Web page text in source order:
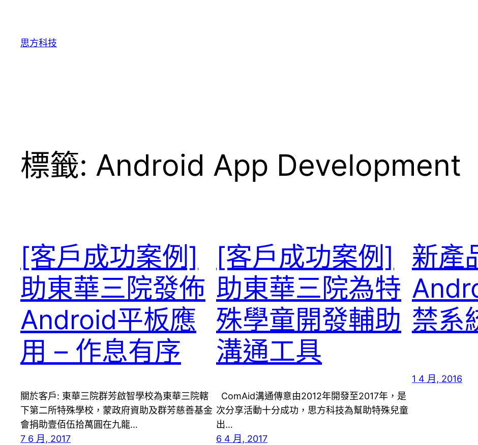
思方科技
標籤: Android App Development
[客戶成功案例]
助東華三院發佈
Android平板應
用 – 作息有序
關於客戶: 東華三院群芳啟智學校為東華三院轄
下第二所特殊學校，蒙政府資助及群芳慈善基金
會捐助壹佰伍拾萬圓在九龍…
7 6 月, 2017
[客戶成功案例]
助東華三院為特
殊學童開發輔助
溝通工具
ComAid溝通傳意由2012年開發至2017年，是
次分享活動十分成功，思方科技為幫助特殊兒童
出…
6 4 月, 2017
新產
禁系
1 4 月, 2016